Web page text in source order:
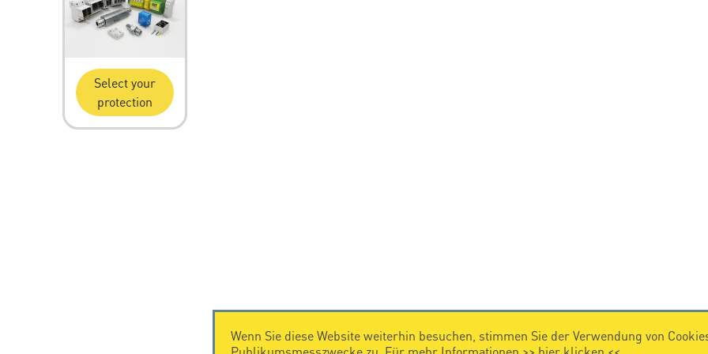
Select your
protection
Wenn Sie diese Website weiterhin besuchen, stimmen Sie der Verwendung von